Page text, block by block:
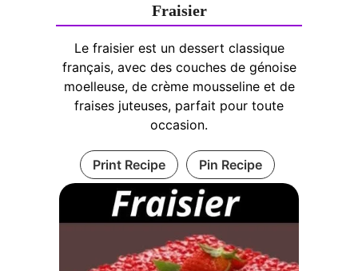
Fraisier
Le fraisier est un dessert classique
français, avec des couches de génoise
moelleuse, de crème mousseline et de
fraises juteuses, parfait pour toute
occasion.
Print Recipe Pin Recipe